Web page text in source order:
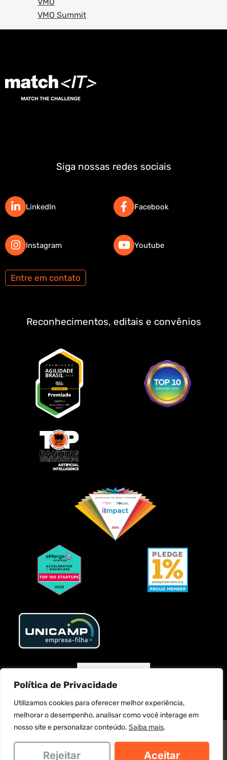
Política de Privacidade
Utilizamos cookies para oferecer melhor experiência,
melhorar o desempenho, analisar como você interage em
nosso site e personalizar conteúdo. Saiba mais.
Rejeitar Aceitar
VMO Summit
Siga nossas redes sociais
LinkedIn
Instagram
Facebook
Youtube
Entre em contato
Reconhecimentos, editais e convênios
reservados